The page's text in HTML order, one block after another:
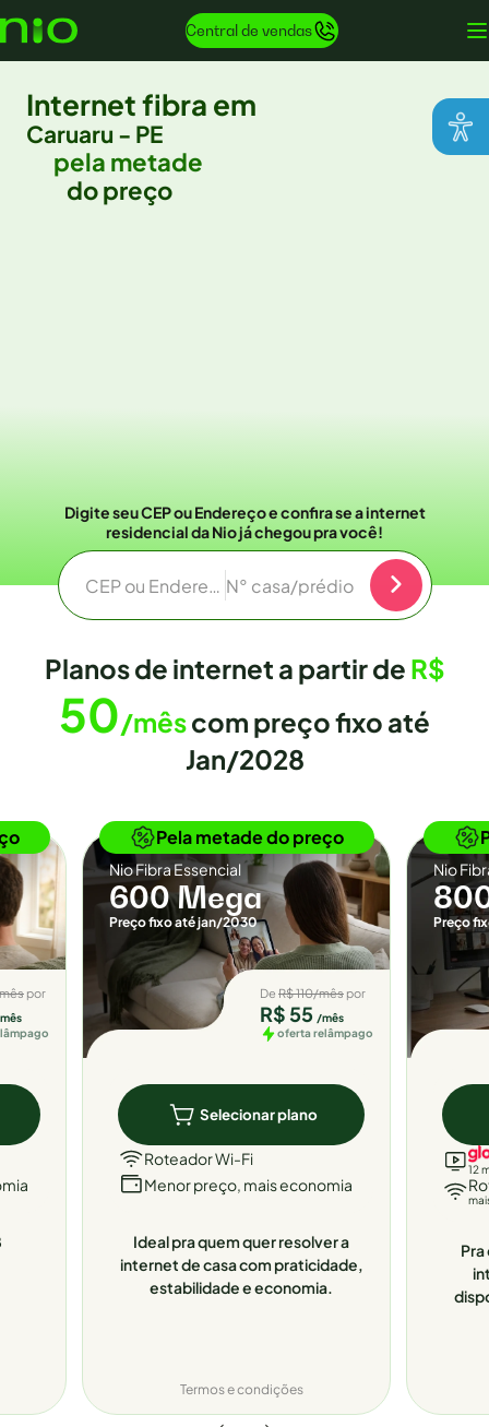
Central de vendas
Internet fibra em
Caruaru - PE
pela metade
do preço
Digite seu CEP ou Endereço e confira se a internet
residencial da Nio já chegou pra você!
CEP ou EndereçoN° casa/prédio
Planos de internet a partir de R$
50/mêscom preço fixo até
Jan/2028
por
Novidade
Nio Fibra Essencial
600 Mega
Preço fixo até jan/2030
De R$ 110/mês por
R$ 55 /mês
oferta relâmpago
Selecionar plano
Roteador Wi-Fi
Menor preço, mais economia
Ideal pra quem quer resolver a
internet de casa com praticidade,
estabilidade e economia.
Termos e condições
Pela metade do preço
Nio
Preço
12